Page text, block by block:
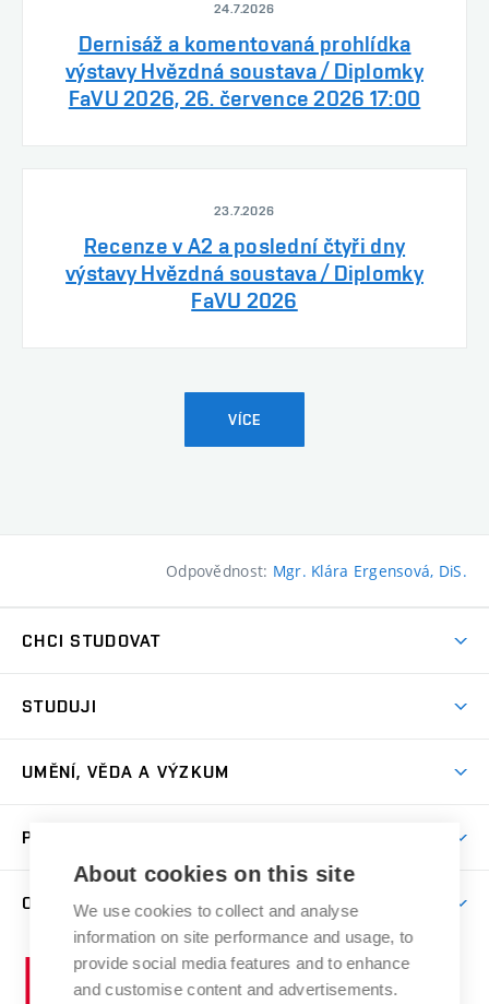
24.7.2026
Dernisáž a komentovaná prohlídka
výstavy Hvězdná soustava / Diplomky
FaVU 2026, 26. července 2026 17:00
23.7.2026
Recenze v A2 a poslední čtyři dny
výstavy Hvězdná soustava / Diplomky
FaVU 2026
VÍCE
Odpovědnost: Mgr. Klára Ergensová, DiS.
CHCI STUDOVAT
Přijímačky
Dny otevřených dveří
Přípravné kurzy
Studium bez bariér
Katedra teorií a dějin umění
Kabinety a dílny
Kontakt
STUDUJI
Časový plán studia
Studijní předpisy a formuláře
Studium a stáže v zahraničí
Rezidenční pobyty
Odborná praxe
UMĚNÍ, VĚDA A VÝZKUM
Publikační činnost
Projekty
Výstavy
PRO VEŘEJNOST
Letní školy a semestrální kurzy
Nakladatelská a vydavatelská činnost
Research Catalogue
O FAKULTĚ
Aktuality
Informační tabule
Vysoké
učení
About cookies on this site
We use cookies to collect and analyse
information on site performance and usage, to
provide social media features and to enhance
and customise content and advertisements.